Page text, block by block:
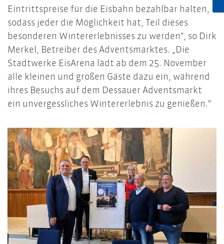
Eintrittspreise für die Eisbahn bezahlbar halten,
sodass jeder die Möglichkeit hat, Teil dieses
besonderen Wintererlebnisses zu werden“, so Dirk
Merkel, Betreiber des Adventsmarktes. „Die
Stadtwerke EisArena lädt ab dem 25. November
alle kleinen und großen Gäste dazu ein, während
ihres Besuchs auf dem Dessauer Adventsmarkt
ein unvergessliches Wintererlebnis zu genießen.“